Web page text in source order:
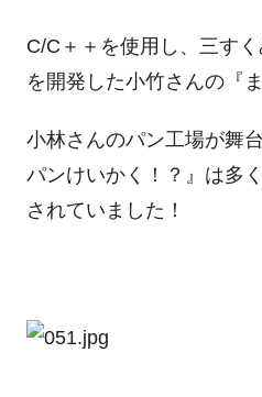
C/C＋＋を使用し、三す
を開発した小竹さんの『
小林さんのパン工場が舞
パンけいかく！？』は多
されていました！